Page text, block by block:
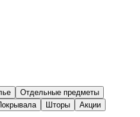
Отдельные предметы
Шторы Акции